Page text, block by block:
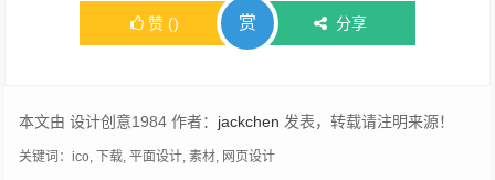
赞 () 赏 分享
本文由 设计创意1984 作者： jackchen 发表，转载请注明来源！
关键词：ico, 下载,平面设计,素材, 网页设计